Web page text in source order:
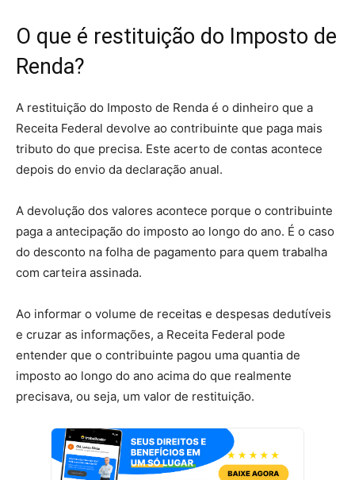
O que é restituição do Imposto de
Renda?
A restituição do Imposto de Renda é o dinheiro que a
Receita Federal devolve ao contribuinte que paga mais
tributo do que precisa. Este acerto de contas acontece
depois do envio da declaração anual.
A devolução dos valores acontece porque o contribuinte
paga a antecipação do imposto ao longo do ano. É o caso
do desconto na folha de pagamento para quem trabalha
com carteira assinada.
Ao informar o volume de receitas e despesas dedutíveis
e cruzar as informações, a Receita Federal pode
entender que o contribuinte pagou uma quantia de
imposto ao longo do ano acima do que realmente
precisava, ou seja, um valor de restituição.